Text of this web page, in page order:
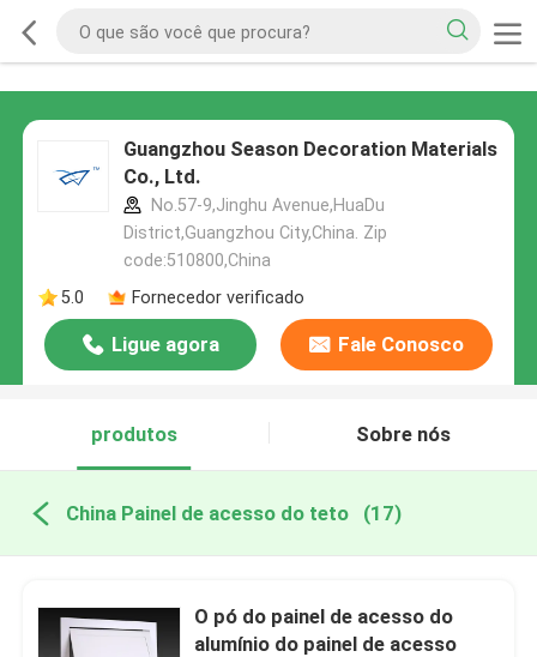
Guangzhou Season Decoration Materials
Co., Ltd.
No.57-9,Jinghu Avenue,HuaDu
District,Guangzhou City,China. Zip
code:510800,China
5.0
Fornecedor verificado
Ligue agora Fale Conosco
produtos Sobre nós
China Painel de acesso do teto (17)
O pó do painel de acesso do
alumínio do painel de acesso